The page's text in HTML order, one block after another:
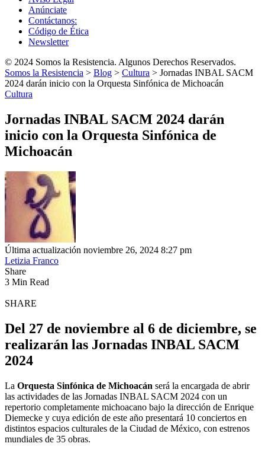
Anúnciate
Contáctanos:
Código de Ética
Newsletter
© 2024 Somos la Resistencia. Algunos Derechos Reservados.
Somos la Resistencia > Blog > Cultura > Jornadas INBAL SACM
2024 darán inicio con la Orquesta Sinfónica de Michoacán
Cultura
Jornadas INBAL SACM 2024 darán
inicio con la Orquesta Sinfónica de
Michoacán
Última actualización noviembre 26, 2024 8:27 pm
Letizia Franco
Share
3 Min Read
SHARE
Del 27 de noviembre al 6 de diciembre, se
realizarán las Jornadas INBAL SACM
2024
La Orquesta Sinfónica de Michoacán será la encargada de abrir
las actividades de las Jornadas INBAL SACM 2024 con un
repertorio completamente michoacano bajo la dirección de Enrique
Diemecke y cuya edición de este año presentará 10 conciertos en
distintos espacios culturales de la Ciudad de México, con estrenos
mundiales de 35 obras.